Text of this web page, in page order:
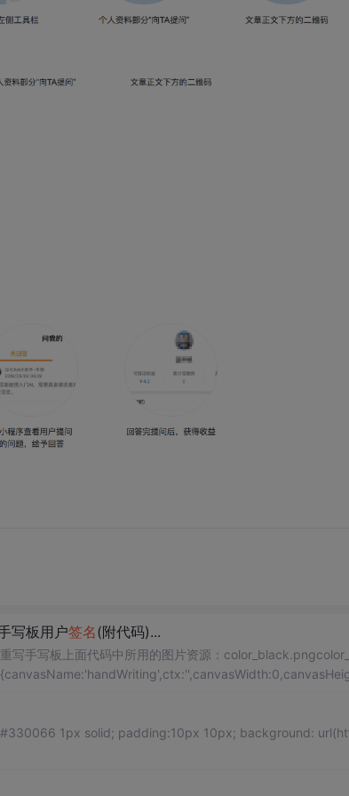
写板用户签名(附代码)...
写手写板上面代码中所用的图片资源：